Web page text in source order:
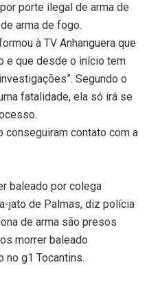
porte ilegal de arma de
arma de fogo.
à TV Anhanguera que
e que desde o início tem
Segundo o
fatalidade, ela só irá se
conseguiram contato com a
baleado por colega
jato de Palmas, diz polícia
de arma são presos
morrer baleado
no g1 Tocantins.